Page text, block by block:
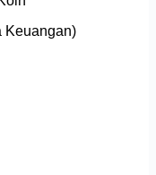
Keuangan)